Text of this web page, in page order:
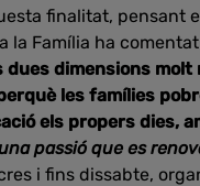
finalitat, pensant
la Família ha
dimensions molt
les famílies
els propers dies,
passió que es
i fins dissabte,